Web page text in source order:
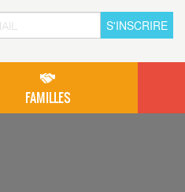
S'INSCRIRE
FAMILLES